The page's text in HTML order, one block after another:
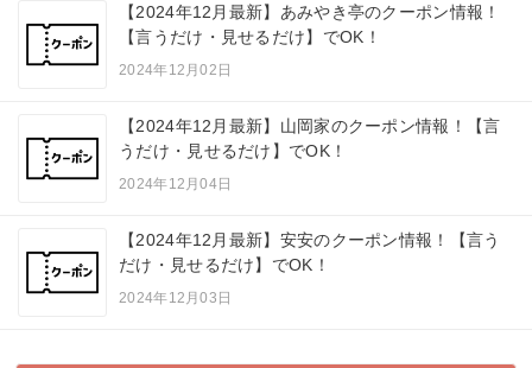
【2024年12月最新】あみやき亭のクーポン情報！
【言うだけ・見せるだけ】でOK！
2024年12月02日
【2024年12月最新】山岡家のクーポン情報！【言
うだけ・見せるだけ】でOK！
2024年12月04日
【2024年12月最新】安安のクーポン情報！【言う
だけ・見せるだけ】でOK！
2024年12月03日